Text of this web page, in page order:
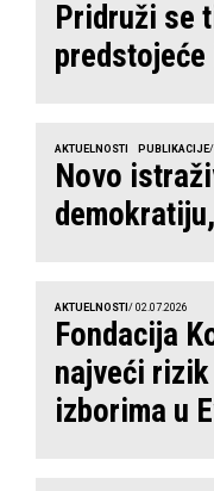
Pridruži se
AKTUELNOSTI PUBLIKACIJE/
Novo
AKTUELNOSTI / 02.07.2026
Fondacija
najveći
izborima u